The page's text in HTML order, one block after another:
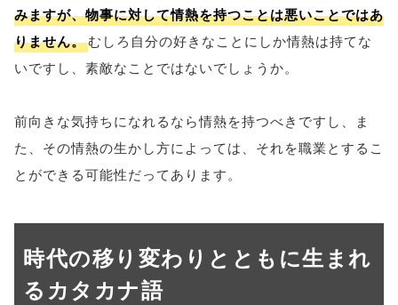
みますが、物事に対して情熱を持つことは悪いことではあ
りません。むしろ自分の好きなことにしか情熱は持てな
いですし、素敵なことではないでしょうか。
前向きな気持ちになれるなら情熱を持つべきですし、ま
た、その情熱の生かし方によっては、それを職業とするこ
とができる可能性だってあります。
時代の移り変わりとともに生まれ
るカタカナ語